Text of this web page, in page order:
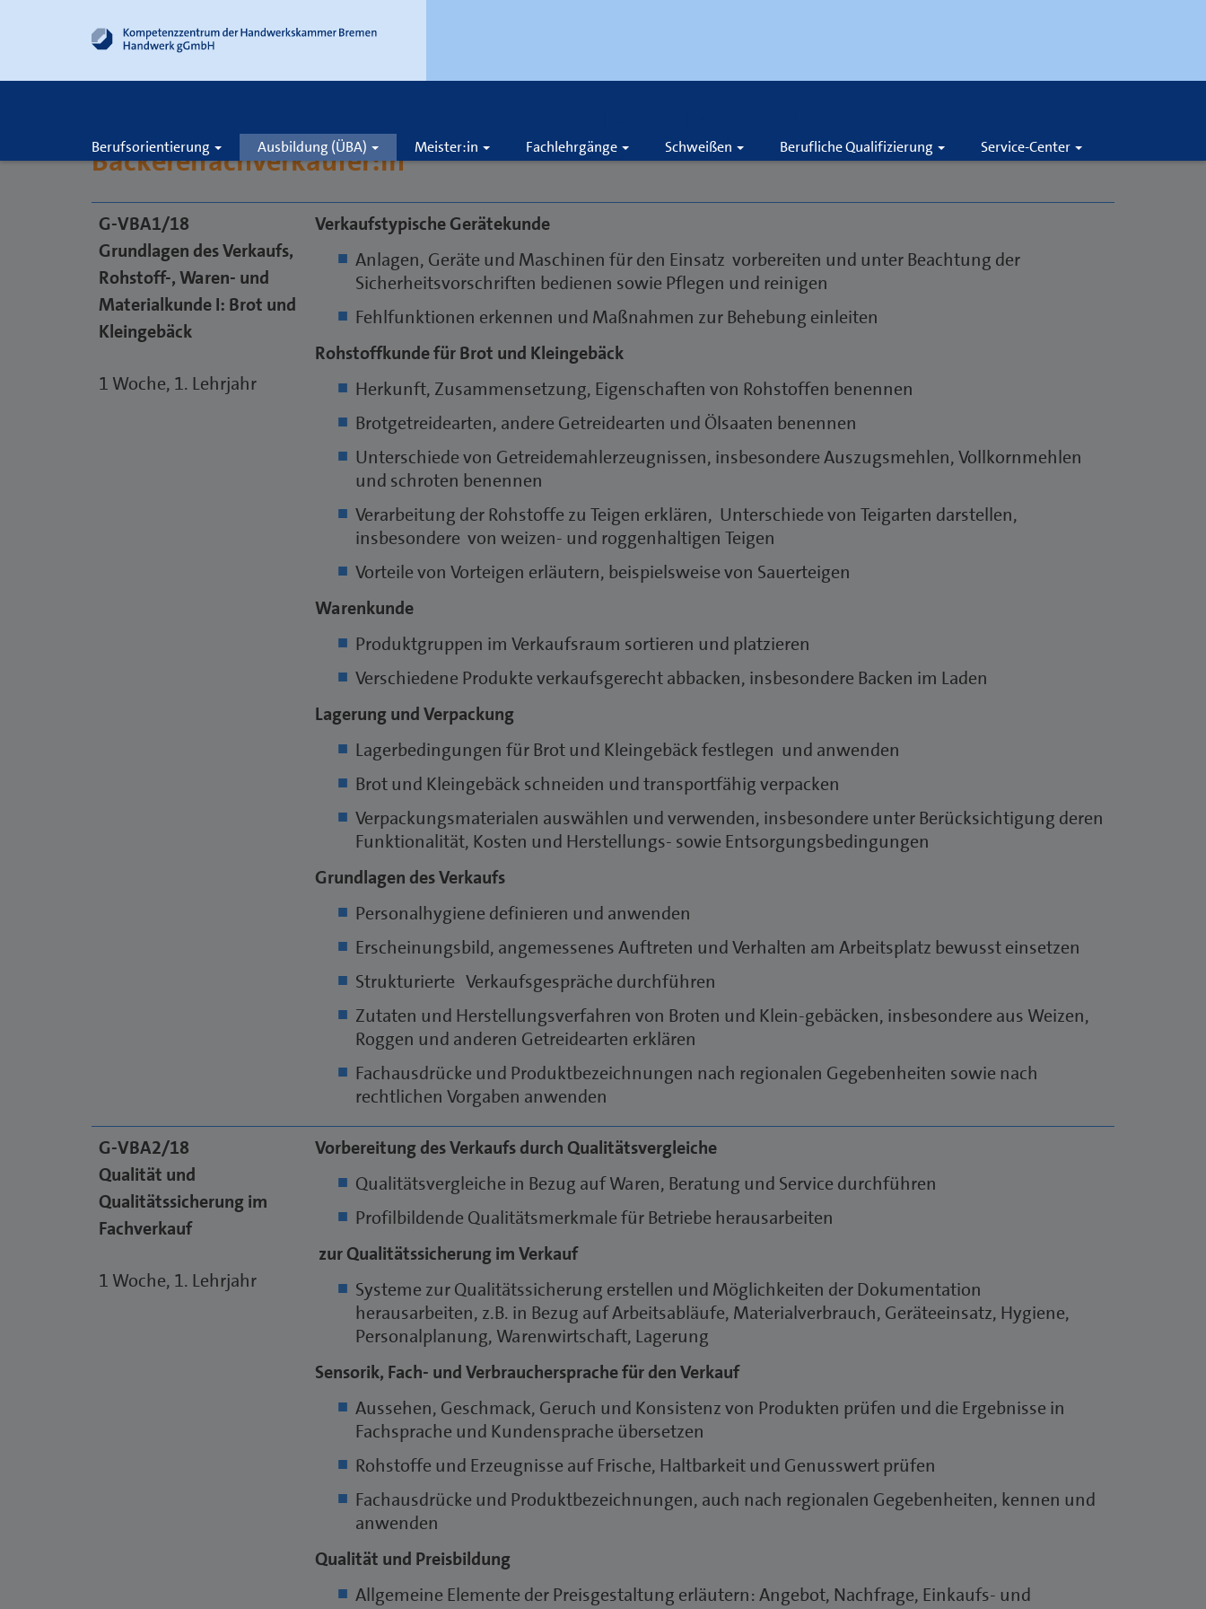
Berufsorientierung Ausbildung (ÜBA) Meister:in Fachlehrgänge Schweißen Berufliche Qualifizierung Service-Center
Suche
Bäckereifachverkäufer:in
G-VBA1/18
Grundlagen des Verkaufs,
Rohstoff-, Waren- und
Materialkunde I: Brot und
Kleingebäck
1 Woche, 1. Lehrjahr
Verkaufstypische Gerätekunde
Anlagen, Geräte und Maschinen für den Einsatz vorbereiten und unter Beachtung der
Sicherheitsvorschriften bedienen sowie Pflegen und reinigen
Fehlfunktionen erkennen und Maßnahmen zur Behebung einleiten
Rohstoffkunde für Brot und Kleingebäck
Herkunft, Zusammensetzung, Eigenschaften von Rohstoffen benennen
Brotgetreidearten, andere Getreidearten und Ölsaaten benennen
Unterschiede von Getreidemahlerzeugnissen, insbesondere Auszugsmehlen, Vollkornmehlen
und schroten benennen
Verarbeitung der Rohstoffe zu Teigen erklären, Unterschiede von Teigarten darstellen,
insbesondere von weizen- und roggenhaltigen Teigen
Vorteile von Vorteigen erläutern, beispielsweise von Sauerteigen
Warenkunde
Produktgruppen im Verkaufsraum sortieren und platzieren
Verschiedene Produkte verkaufsgerecht abbacken, insbesondere Backen im Laden
Lagerung und Verpackung
Lagerbedingungen für Brot und Kleingebäck festlegen und anwenden
Brot und Kleingebäck schneiden und transportfähig verpacken
Verpackungsmaterialen auswählen und verwenden, insbesondere unter Berücksichtigung deren
Funktionalität, Kosten und Herstellungs- sowie Entsorgungsbedingungen
Grundlagen des Verkaufs
Personalhygiene definieren und anwenden
Erscheinungsbild, angemessenes Auftreten und Verhalten am Arbeitsplatz bewusst einsetzen
Strukturierte Verkaufsgespräche durchführen
Zutaten und Herstellungsverfahren von Broten und Klein-gebäcken, insbesondere aus Weizen,
Roggen und anderen Getreidearten erklären
Fachausdrücke und Produktbezeichnungen nach regionalen Gegebenheiten sowie nach
rechtlichen Vorgaben anwenden
G-VBA2/18
Qualität und
Qualitätssicherung im
Fachverkauf
1 Woche, 1. Lehrjahr
Vorbereitung des Verkaufs durch Qualitätsvergleiche
Qualitätsvergleiche in Bezug auf Waren, Beratung und Service durchführen
Profilbildende Qualitätsmerkmale für Betriebe herausarbeiten
zur Qualitätssicherung im Verkauf
Systeme zur Qualitätssicherung erstellen und Möglichkeiten der Dokumentation
herausarbeiten, z.B. in Bezug auf Arbeitsabläufe, Materialverbrauch, Geräteeinsatz, Hygiene,
Personalplanung, Warenwirtschaft, Lagerung
Sensorik, Fach- und Verbrauchersprache für den Verkauf
Aussehen, Geschmack, Geruch und Konsistenz von Produkten prüfen und die Ergebnisse in
Fachsprache und Kundensprache übersetzen
Rohstoffe und Erzeugnisse auf Frische, Haltbarkeit und Genusswert prüfen
Fachausdrücke und Produktbezeichnungen, auch nach regionalen Gegebenheiten, kennen und
anwenden
Qualität und Preisbildung
Allgemeine Elemente der Preisgestaltung erläutern: Angebot, Nachfrage, Einkaufs- und